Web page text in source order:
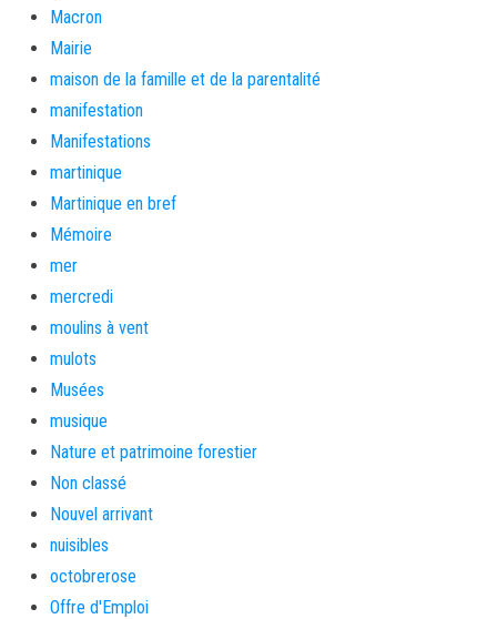
Macron
Mairie
maison de la famille et de la parentalité
manifestation
Manifestations
martinique
Martinique en bref
Mémoire
mer
mercredi
moulins à vent
mulots
Musées
musique
Nature et patrimoine forestier
Non classé
Nouvel arrivant
nuisibles
octobrerose
Offre d'Emploi